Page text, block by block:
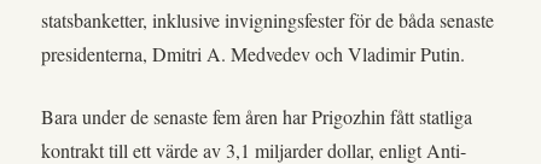
statsbanketter, inklusive invigningsfester för de båda senaste
presidenterna, Dmitri A. Medvedev och Vladimir Putin.
Bara under de senaste fem åren har Prigozhin fått statliga
kontrakt till ett värde av 3,1 miljarder dollar, enligt Anti-